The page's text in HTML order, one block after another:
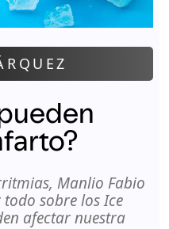
Manlio Fabio
sobre los Ice
afectar nuestra